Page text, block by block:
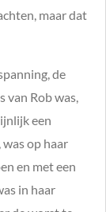
maar dat
de
van Rob was,
een
op haar
en met een
in haar